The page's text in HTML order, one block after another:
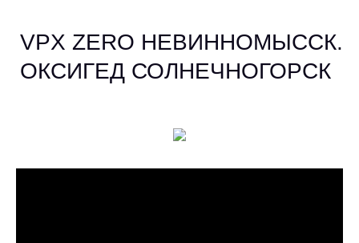
VPX ZERO НЕВИННОМЫССК.
ОКСИГЕД СОЛНЕЧНОГОРСК